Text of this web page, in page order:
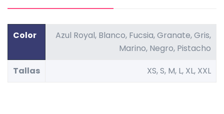
Color
Azul Royal, Blanco, Fucsia, Granate, Gris,
Marino, Negro, Pistacho
Tallas
XS, S, M, L, XL, XXL